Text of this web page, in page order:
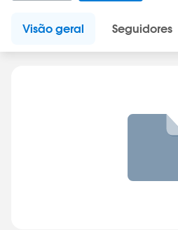
Visão geral Seguidores